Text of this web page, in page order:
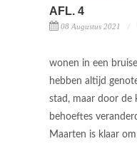
AFL. 4
08 Augustus 2021
wonen in een
hebben altijd
stad, maar door de
behoeftes
Maarten is klaar